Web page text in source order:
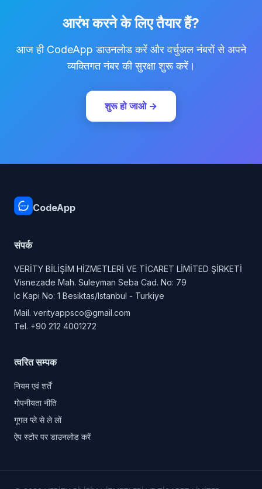
आरंभ करने के लिए तैयार हैं?
आज ही CodeApp डाउनलोड करें और वर्चुअल नंबरों से अपने
व्यक्तिगत नंबर की सुरक्षा शुरू करें।
शुरू हो जाओ →
CodeApp
संपर्क
VERİTY BİLİŞİM HİZMETLERİ VE TİCARET LİMİTED ŞİRKETİ
Visnezade Mah. Suleyman Seba Cad. No: 79
Ic Kapi No: 1 Besiktas/Istanbul - Turkiye
Mail. verityappsco@gmail.com
Tel. +90 212 4001272
त्वरित सम्पक
नियम एवं शर्तें
गोपनीयता नीति
गूगल प्ले से ले लों
ऐप स्टोर पर डाउनलोड करें